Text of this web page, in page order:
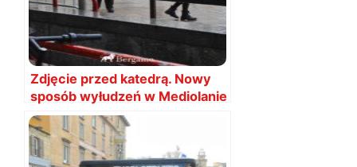
Zdjęcie przed katedrą. Nowy
sposób wyłudzeń w Mediolanie